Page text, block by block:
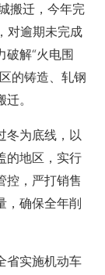
搬迁，今年完
对逾期未完成
破解“火电围
的铸造、轧钢
。
为底线，以
的地区，实行
控，严打销售
，确保全年削
实施机动车